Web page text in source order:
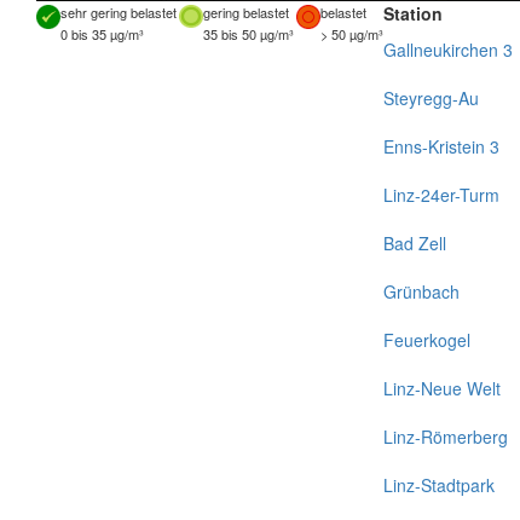
sehr gering belastet gering belastet
belastet
0 bis 35 µg/m³
35 bis 50 µg/m³ > 50 µg/m³
Station
Gallneukirchen 3
Steyregg-Au
Enns-Kristein 3
Linz-24er-Turm
Bad Zell
Grünbach
Feuerkogel
Linz-Neue Welt
Linz-Römerberg
Linz-Stadtpark